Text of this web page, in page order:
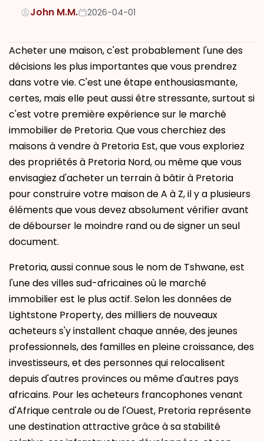
John M.M. 2026-04-01
Acheter une maison, c'est probablement l'une des
décisions les plus importantes que vous prendrez
dans votre vie. C'est une étape enthousiasmante,
certes, mais elle peut aussi être stressante, surtout si
c'est votre première expérience sur le marché
immobilier de Pretoria. Que vous cherchiez des
maisons à vendre à Pretoria Est, que vous exploriez
des propriétés à Pretoria Nord, ou même que vous
envisagiez d'acheter un terrain à bâtir à Pretoria
pour construire votre maison de A à Z, il y a plusieurs
éléments que vous devez absolument vérifier avant
de débourser le moindre rand ou de signer un seul
document.
Pretoria, aussi connue sous le nom de Tshwane, est
l'une des villes sud-africaines où le marché
immobilier est le plus actif. Selon les données de
Lightstone Property, des milliers de nouveaux
acheteurs s'y installent chaque année, des jeunes
professionnels, des familles en pleine croissance, des
investisseurs, et des personnes qui relocalisent
depuis d'autres provinces ou même d'autres pays
africains. Pour les acheteurs francophones venant
d'Afrique centrale ou de l'Ouest, Pretoria représente
une destination attractive grâce à sa stabilité